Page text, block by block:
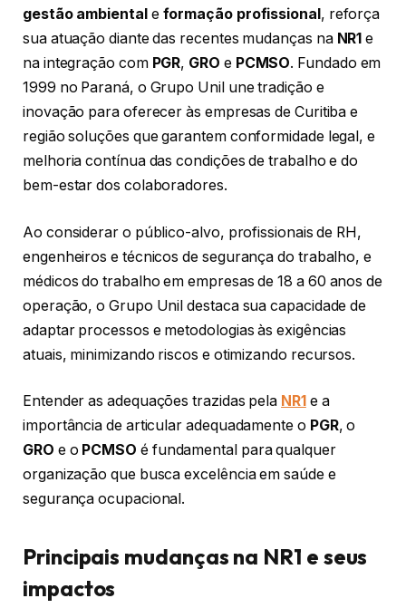
gestão ambiental e formação profissional , reforça
sua atuação diante das recentes mudanças na NR1 e
na integração com PGR, GRO e PCMSO. Fundado em
1999 no Paraná, o Grupo Unil une tradição e
inovação para oferecer às empresas de Curitiba e
região soluções que garantem conformidade legal, e
melhoria contínua das condições de trabalho e do
bem-estar dos colaboradores.
Ao considerar o público-alvo, profissionais de RH,
engenheiros e técnicos de segurança do trabalho, e
médicos do trabalho em empresas de 18 a 60 anos de
operação, o Grupo Unil destaca sua capacidade de
adaptar processos e metodologias às exigências
atuais, minimizando riscos e otimizando recursos.
Entender as adequações trazidas pela NR1 e a
importância de articular adequadamente o PGR, o
GRO e o PCMSO é fundamental para qualquer
organização que busca excelência em saúde e
segurança ocupacional.
Principais mudanças na NR1 e seus
impactos